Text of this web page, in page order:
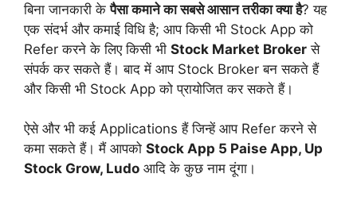
बिना जानकारी केपैसा कमाने का सबसे आसान तरीका क्या है? यह
एक संदर्भ और कमाई विधि है; आप किसी भी Stock App को
Refer करने के लिए किसी भी Stock Market Broker से
संपर्क कर सकते हैं। बाद में आप Stock Broker बन सकते हैं
और किसी भी Stock App को प्रायोजित कर सकते हैं।
ऐसे और भी कई Applications हैं जिन्हें आप Refer करने से
कमा सकते हैं। मैं आपको Stock App 5 Paise App, Up
Stock Grow, Ludo आदि के कुछ नाम दूंगा।